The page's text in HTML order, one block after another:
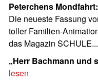
Peterchens
Die neueste Fassung
toller Familien-
das Magazin SCHULE...
„Herr Bachmann
lesen